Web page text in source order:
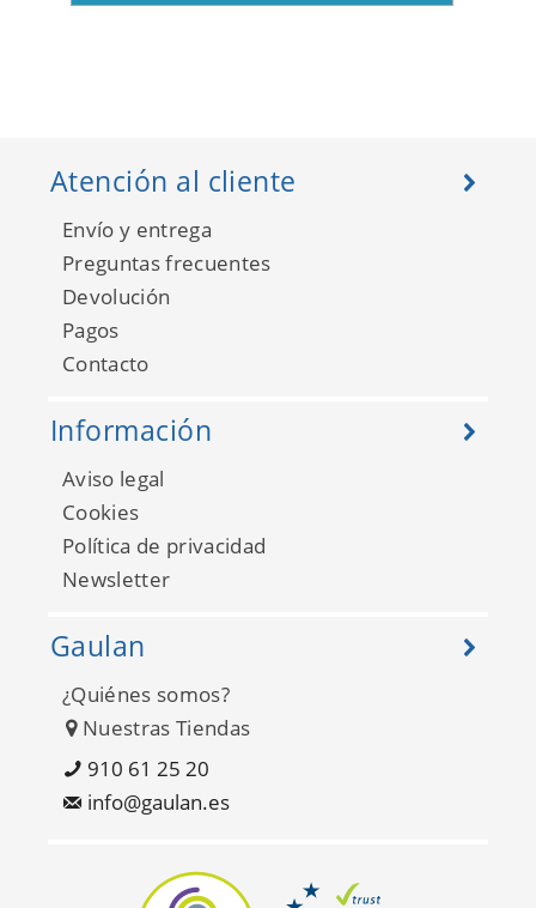
Atención al cliente
Envío y entrega
Preguntas frecuentes
Devolución
Pagos
Contacto
Información
Aviso legal
Cookies
Política de privacidad
Newsletter
Gaulan
¿Quiénes somos?
Nuestras Tiendas
910 61 25 20
info@gaulan.es